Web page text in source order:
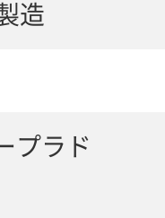
造
プラド